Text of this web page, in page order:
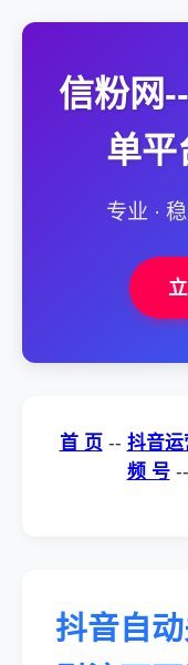
信粉网
单平
专业 ·
首 页 -- 抖音运
频 号 --
抖音自